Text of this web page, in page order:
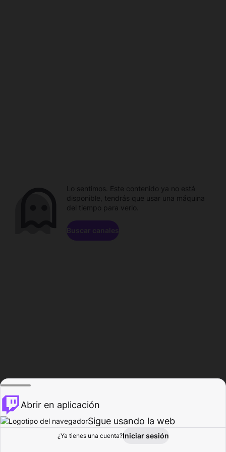
Explorar Actividad
Lo sentimos. Este contenido ya no está
disponible, tendrás que usar una máquina
del tiempo para verlo.
Buscar canales
Abrir en aplicación
Sigue usando la web
¿Ya tienes una cuenta?Iniciar sesión